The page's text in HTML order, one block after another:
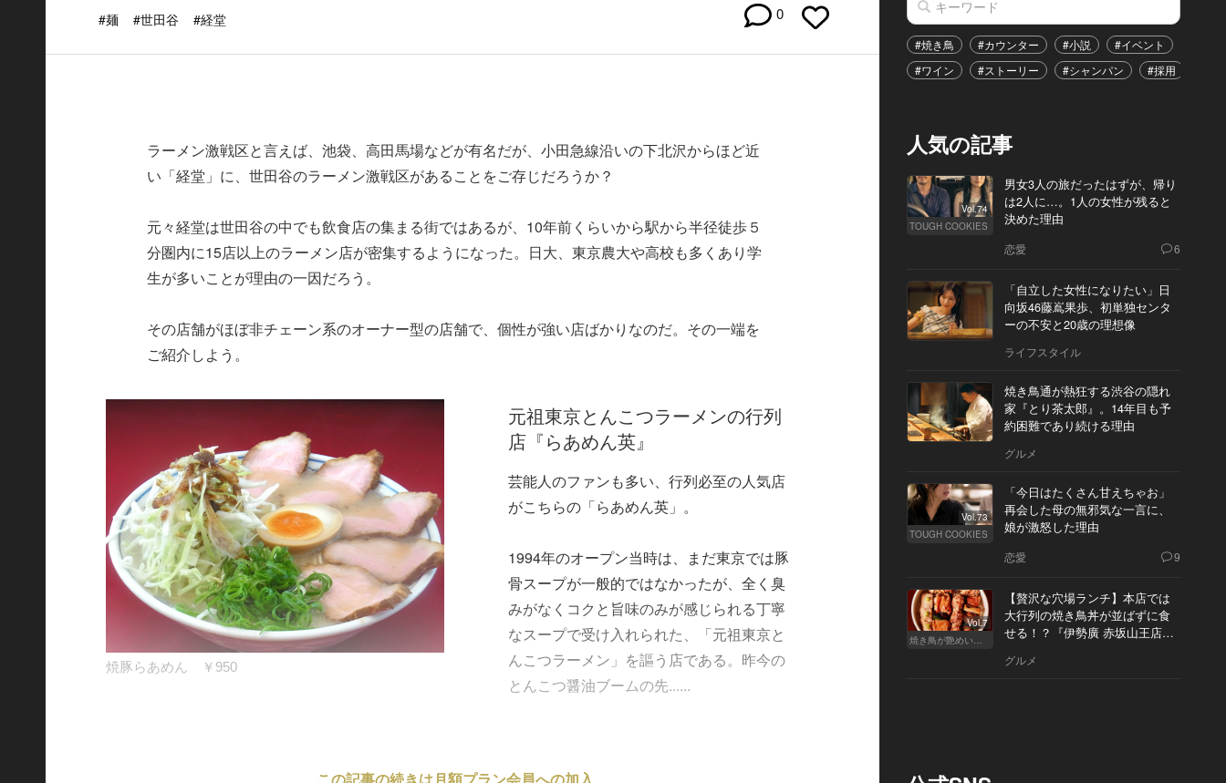
#麺 #世田谷 #経堂 0
ラーメン激戦区と言えば、池袋、高田馬場などが有名だが、小田急線沿いの下北沢からほど近
い「経堂」に、世田谷のラーメン激戦区があることをご存じだろうか？
元々経堂は世田谷の中でも飲食店の集まる街ではあるが、10年前くらいから駅から半径徒歩５
分圏内に15店以上のラーメン店が密集するようになった。日大、東京農大や高校も多くあり学
生が多いことが理由の一因だろう。
その店舗がほぼ非チェーン系のオーナー型の店舗で、個性が強い店ばかりなのだ。その一端を
ご紹介しよう。
焼豚らあめん ￥950
元祖東京とんこつラーメンの行列
店『らあめん英』
芸能人のファンも多い、行列必至の人気店
がこちらの「らあめん英」。
1994年のオープン当時は、まだ東京では豚
骨スープが一般的ではなかったが、全く臭
みがなくコクと旨味のみが感じられる丁寧
なスープで受け入れられた、「元祖東京と
んこつラーメン」を謳う店である。昨今の
とんこつ醤油ブームの先......
この記事の続きは月額プラン会員への加入、
#焼き鳥 #カウンター #小説 #イベント
#ワイン
#ストーリー #シャンパン #採用
人気の記事
Vol.74
TOUGH COOKIES
男女3人の旅だったはずが、帰り
は2人に…。1人の女性が残ると
決めた理由
恋愛 6
「自立した女性になりたい」日
向坂46藤嶌果歩、初単独センタ
ーの不安と20歳の理想像
ライフスタイル
焼き鳥通が熱狂する渋谷の隠れ
家『とり茶太郎』。14年目も予
約困難であり続ける理由
グルメ
Vol.73
TOUGH COOKIES
「今日はたくさん甘えちゃお」
再会した母の無邪気な一言に、
娘が激怒した理由
恋愛 9
Vol.7
焼き鳥が艶めいてきた
【贅沢な穴場ランチ】本店では
大行列の焼き鳥丼が並ばずに食
せる！？『伊勢廣 赤坂山王店』
グルメ